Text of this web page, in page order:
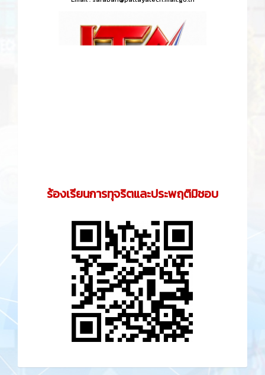
ร้องเรียนการทุจริตและประพฤติมิชอบ